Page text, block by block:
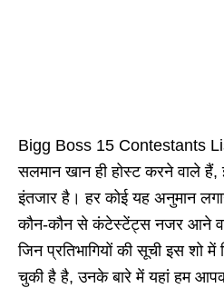
Bigg Boss 15 Contestants
सलमान खान ही होस्ट करने वाले
इंतजार है। हर कोई यह अनुमान
कौन-कौन से कंटेस्टेंट्स नजर आने
जिन प्रतिभागियों की सूची इस शो
चुकी है है, उनके बारे में यहां हम